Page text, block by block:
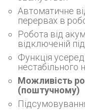
Автоматичне
перервах в
Робота від
відключеній
Функція
нестабільного
Можливість
(поштучному)